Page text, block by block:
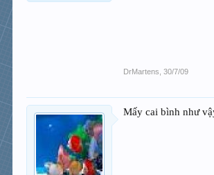
DrMartens 30/7/09
Mấy cai bình như